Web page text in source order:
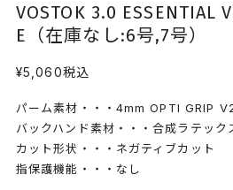
VOSTOK 3.0 ESSENTIAL
E（在庫なし:6号,7号）
¥5,060税込
パーム素材・・・4mm OPTI GRIP
バックハンド素材・・・合成ラテック
カット形状・・・ネガティブカット
指保護機能・・・なし